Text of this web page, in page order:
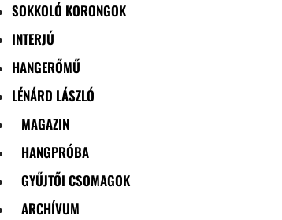
SOKKOLÓ KORONGOK
INTERJÚ
HANGERŐMŰ
LÉNÁRD LÁSZLÓ
MAGAZIN
HANGPRÓBA
GYŰJTŐI CSOMAGOK
ARCHÍVUM